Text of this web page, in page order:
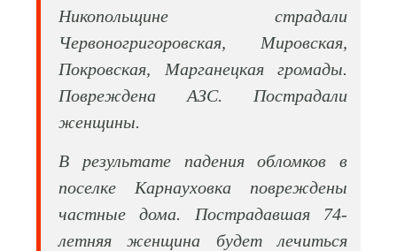
Никопольщине страдали
Червоногригоровская, Мировская,
Покровская, Марганецкая громады.
Повреждена АЗС. Пострадали
женщины.
В результате падения обломков в
поселке Карнауховка повреждены
частные дома. Пострадавшая 74-
летняя женщина будет лечиться